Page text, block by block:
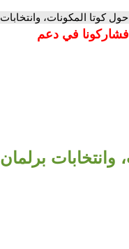
حول كوتا المكونات،
فشاركونا في دعم
وانتخابات برلمان